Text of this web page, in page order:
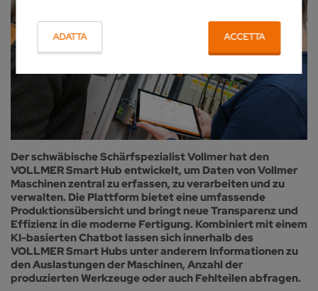
ADATTA ACCETTA
Der schwäbische Schärfspezialist Vollmer hat den
VOLLMER Smart Hub entwickelt, um Daten von Vollmer
Maschinen zentral zu erfassen, zu verarbeiten und zu
verwalten. Die Plattform bietet eine umfassende
Produktionsübersicht und bringt neue Transparenz und
Effizienz in die moderne Fertigung. Kombiniert mit einem
KI-basierten Chatbot lassen sich innerhalb des
VOLLMER Smart Hubs unter anderem Informationen zu
den Auslastungen der Maschinen, Anzahl der
produzierten Werkzeuge oder auch Fehlteilen abfragen.